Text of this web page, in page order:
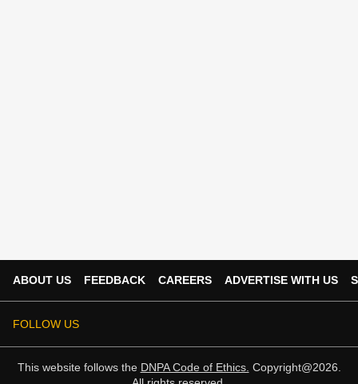
ABOUT US FEEDBACK CAREERS ADVERTISE WITH US
FOLLOW US
This website follows the DNPA Code of Ethics. Copyright@2026.